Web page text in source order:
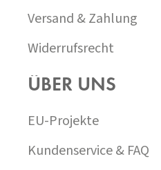
Versand & Zahlung
Widerrufsrecht
ÜBER UNS
EU-Projekte
Kundenservice & FAQ